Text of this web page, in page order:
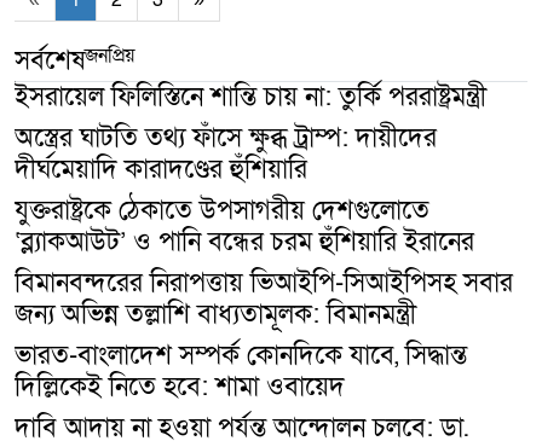
সর্বশেষজনপ্রিয়
ইসরায়েল ফিলিস্তিনে শান্তি চায় না: তুর্কি পররাষ্ট্রমন্ত্রী
অস্ত্রের ঘাটতি তথ্য ফাঁসে ক্ষুব্ধ ট্রাম্প: দায়ীদের
দীর্ঘমেয়াদি কারাদণ্ডের হুঁশিয়ারি
যুক্তরাষ্ট্রকে ঠেকাতে উপসাগরীয় দেশগুলোতে
‘ব্ল্যাকআউট’ ও পানি বন্ধের চরম হুঁশিয়ারি ইরানের
বিমানবন্দরের নিরাপত্তায় ভিআইপি-সিআইপিসহ সবার
জন্য অভিন্ন তল্লাশি বাধ্যতামূলক: বিমানমন্ত্রী
ভারত-বাংলাদেশ সম্পর্ক কোনদিকে যাবে, সিদ্ধান্ত
দিল্লিকেই নিতে হবে: শামা ওবায়েদ
দাবি আদায় না হওয়া পর্যন্ত আন্দোলন চলবে: ডা.